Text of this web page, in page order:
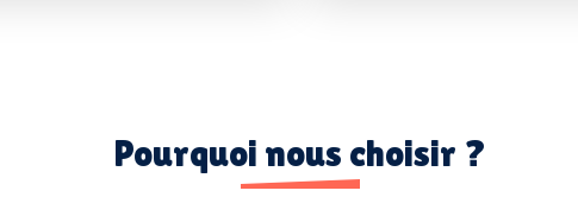
Pourquoi nous choisir ?